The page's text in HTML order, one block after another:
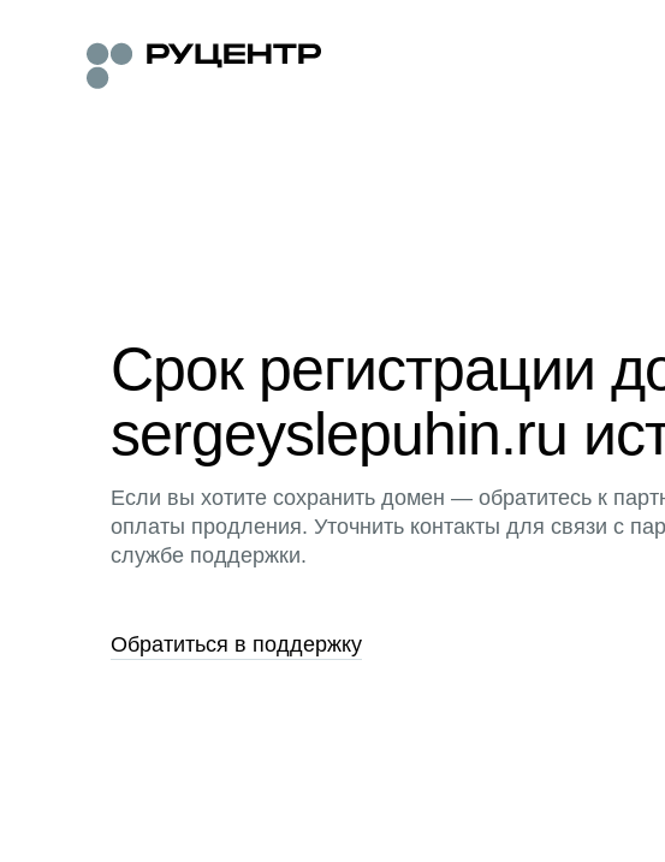
Срок регистрации
sergeyslepuhin.ru
Если вы хотите сохранить домен — обратитесь к
оплаты продления. Уточнить контакты для связи с
службе поддержки.
Обратиться в поддержку